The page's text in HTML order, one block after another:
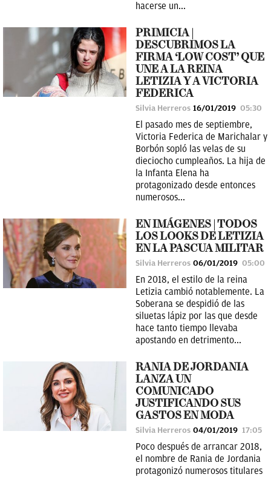
hacerse un...
PRIMICIA |
DESCUBRIMOS LA
FIRMA ‘LOW COST’ QUE
UNE A LA REINA
LETIZIA Y A VICTORIA
FEDERICA
Silvia Herreros 16/01/2019 05:30
El pasado mes de septiembre,
Victoria Federica de Marichalar y
Borbón sopló las velas de su
dieciocho cumpleaños. La hija de
la Infanta Elena ha
protagonizado desde entonces
numerosos...
EN IMÁGENES | TODOS
LOS LOOKS DE LETIZIA
EN LA PASCUA MILITAR
Silvia Herreros 06/01/2019 05:00
En 2018, el estilo de la reina
Letizia cambió notablemente. La
Soberana se despidió de las
siluetas lápiz por las que desde
hace tanto tiempo llevaba
apostando en detrimento...
RANIA DE JORDANIA
LANZA UN
COMUNICADO
JUSTIFICANDO SUS
GASTOS EN MODA
Silvia Herreros 04/01/2019 17:05
Poco después de arrancar 2018,
el nombre de Rania de Jordania
protagonizó numerosos titulares